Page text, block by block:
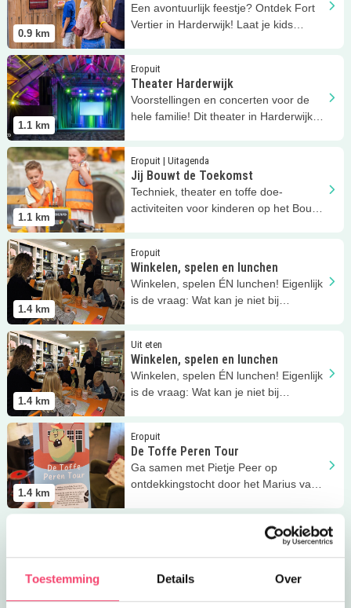
Toestemming Details Over
0.9 km
Een avontuurlijk feestje? Ontdek Fort
Vertier in Harderwijk! Laat je kids
1.1 km
Eropuit
Theater Harderwijk
Voorstellingen en concerten voor de
hele familie! Dit theater in Harderwijk
Lees meer Theater Harderwijk
1.1 km
Eropuit | Uitagenda
Jij Bouwt de Toekomst
Techniek, theater en toffe doe-
activiteiten voor kinderen op het Bouw
Lees meer Jij Bouwt de Toekomst
1.4 km
Eropuit
Winkelen, spelen en lunchen
Winkelen, spelen ÉN lunchen! Eigenlijk
is de vraag: Wat kan je niet bij
Lees meer Winkelen, spelen en lunchen
1.4 km
Uit eten
Winkelen, spelen en lunchen
Winkelen, spelen ÉN lunchen! Eigenlijk
is de vraag: Wat kan je niet bij
Lees meer Winkelen, spelen en lunchen
1.4 km
Eropuit
De Toffe Peren Tour
Ga samen met Pietje Peer op
ontdekkingstocht door het Marius van
Lees meer De Toffe Peren Tour
1.5 km
Het Stadsmuseum Harderwijk is een
verrassend en vernieuwd museum dat